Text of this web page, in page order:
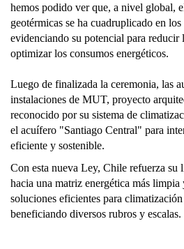
hemos podido ver que, a nivel global,
geotérmicas se ha cuadruplicado en
evidenciando su potencial para reducir
optimizar los consumos energéticos.
Luego de finalizada la ceremonia, las
instalaciones de MUT, proyecto
reconocido por su sistema de
el acuífero "Santiago Central" para
eficiente y sostenible.
Con esta nueva Ley, Chile refuerza su
hacia una matriz energética más
soluciones eficientes para
beneficiando diversos rubros y escalas.